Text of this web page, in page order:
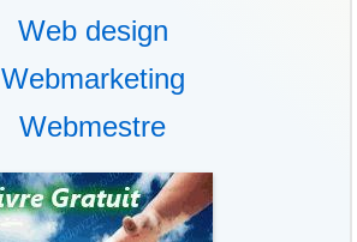
Web design
Webmarketing
Webmestre